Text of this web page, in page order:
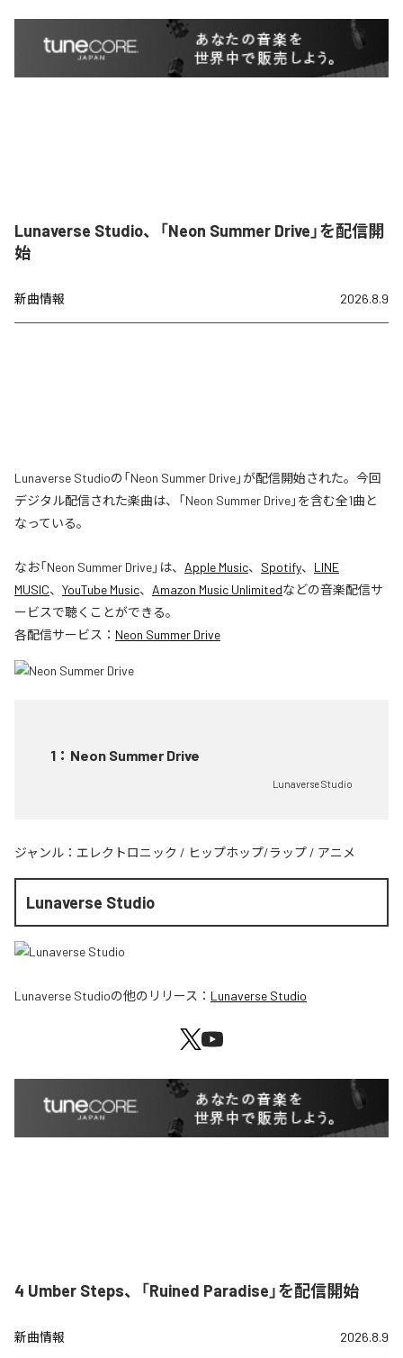
Lunaverse Studio、「Neon Summer Drive」を配信開
始
新曲情報 2026.8.9
Lunaverse Studioの「Neon Summer Drive」が配信開始された。今回
デジタル配信された楽曲は、「Neon Summer Drive」を含む全1曲と
なっている。
なお「Neon Summer Drive」は、 Apple Music、 Spotify、 LINE
MUSIC、 YouTube Music、 Amazon Music Unlimitedなどの音楽配信サ
ービスで聴くことができる。
各配信サービス： Neon Summer Drive
1 ： Neon Summer Drive
Lunaverse Studio
ジャンル： エレクトロニック / ヒップホップ/ラップ / アニメ
Lunaverse Studio
Lunaverse Studioの他のリリース： Lunaverse Studio
4 Umber Steps、「Ruined Paradise」を配信開始
新曲情報 2026.8.9